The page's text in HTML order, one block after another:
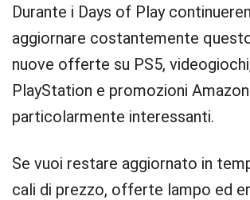
Durante i Days of Play
aggiornare costantemente
nuove offerte su PS5,
PlayStation e promozioni Amazon
particolarmente interessanti.
Se vuoi restare aggiornato in
cali di prezzo, offerte lampo ed